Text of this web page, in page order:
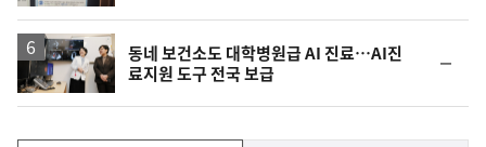
동네 보건소도 대학병원급 AI 진료…AI진
료지원 도구 전국 보급
일